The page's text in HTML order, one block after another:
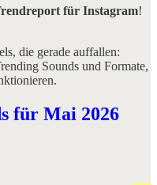
für Instagram!
die gerade auffallen:
Sounds und Formate,
für Mai 2026